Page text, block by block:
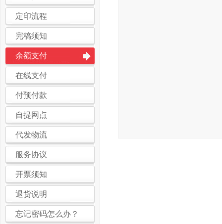
定印流程
完稿须知
余额支付
在线支付
付预付款
自提网点
代发物流
服务协议
开票须知
退货说明
忘记密码怎么办？